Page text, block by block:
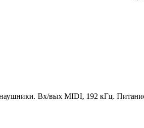
Вх/вых MIDI, 192 кГц.